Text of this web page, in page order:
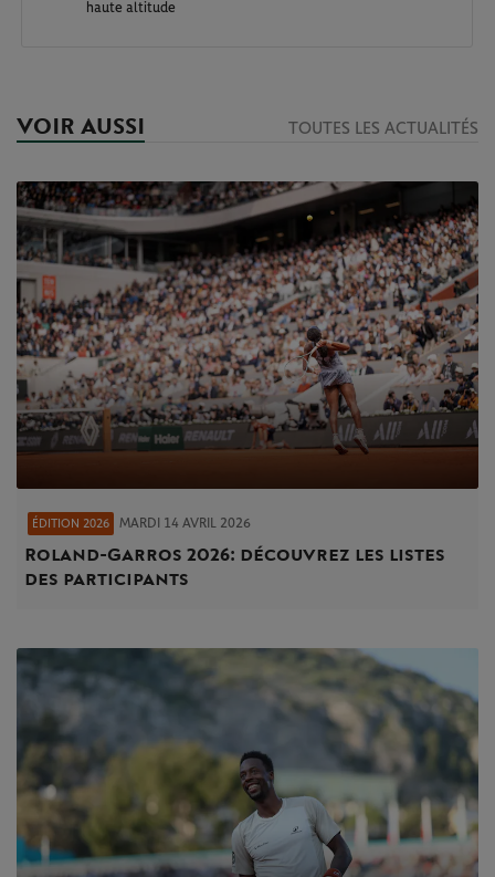
haute altitude
VOIR AUSSI TOUTES LES ACTUALITÉS
ÉDITION 2026 MARDI 14 AVRIL 2026
Roland-Garros 2026 : découvrez les listes
des participants